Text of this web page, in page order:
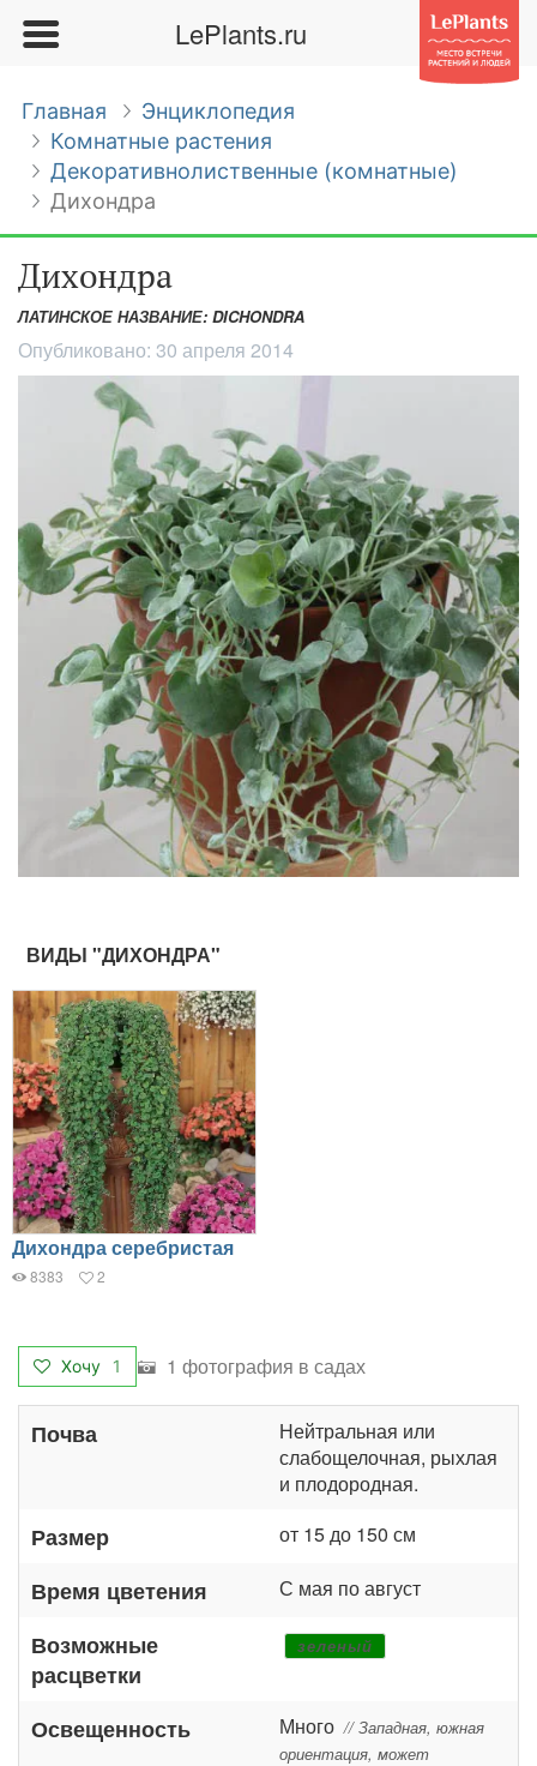
LePlants.ru
Главная
Энциклопедия
Комнатные растения
Декоративнолиственные (комнатные)
Дихондра
Дихондра
ЛАТИНСКОЕ НАЗВАНИЕ: DICHONDRA
Опубликовано: 30 апреля 2014
ВИДЫ "ДИХОНДРА"
Дихондра серебристая
8383 2
Хочу 1 1 фотография в садах
Почва
Нейтральная или
слабощелочная, рыхлая
и плодородная.
Размер от 15 до 150 см
Время цветения С мая по август
Возможные
расцветки
зеленый
Освещенность Много // Западная, южная
ориентация, может